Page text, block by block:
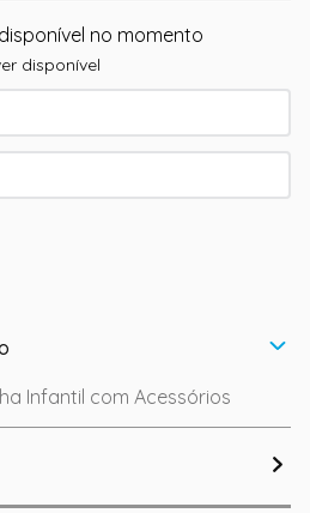
no momento
disponível
Infantil com Acessórios